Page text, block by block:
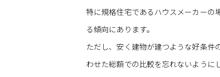
特に規格住宅であるハウスメーカーの
る傾向にあります。
ただし、安く建物が建つような好条件
わせた総額での比較を忘れないように